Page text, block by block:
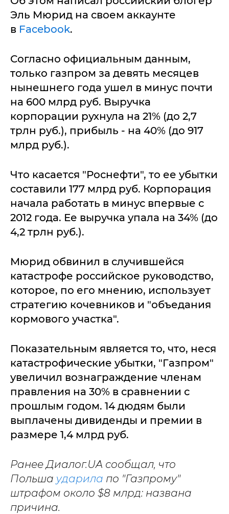
Эль Мюрид на своем аккаунте
в Facebook.
Согласно официальным данным,
только газпром за девять месяцев
нынешнего года ушел в минус почти
на 600 млрд руб. Выручка
корпорации рухнула на 21% (до 2,7
трлн руб.), прибыль - на 40% (до 917
млрд руб.).
Что касается "Роснефти", то ее убытки
составили 177 млрд руб. Корпорация
начала работать в минус впервые с
2012 года. Ее выручка упала на 34% (до
4,2 трлн руб.).
Мюрид обвинил в случившейся
катастрофе российское руководство,
которое, по его мнению, использует
стратегию кочевников и "объедания
кормового участка".
Показательным является то, что, неся
катастрофические убытки, "Газпром"
увеличил вознаграждение членам
правления на 30% в сравнении с
прошлым годом. 14 дюдям были
выплачены дивиденды и премии в
размере 1,4 млрд руб.
Ранее Диалог.UA сообщал, что
Польша ударила по "Газпрому"
штрафом около $8 млрд: названа
причина.